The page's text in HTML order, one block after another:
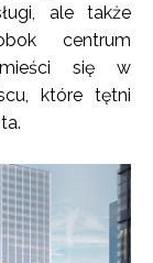
ale także
centrum
mieści się w
które tętni